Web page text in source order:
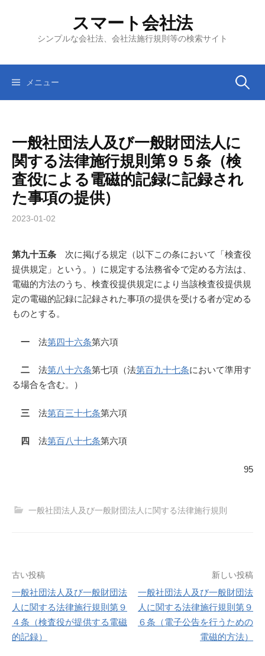
ツ
スマート会社法
シンプルな会社法、会社法施行規則等の検索サイト
メニュー 検
一般社団法人及び一般財団法人に
関する法律施行規則第９５条（検
査役による電磁的記録に記録され
た事項の提供）
2023-01-02
第九十五条 次に掲げる規定（以下この条において「検査役
提供規定」という。）に規定する法務省令で定める方法は、
電磁的方法のうち、検査役提供規定により当該検査役提供規
定の電磁的記録に記録された事項の提供を受ける者が定める
ものとする。
一 法第四十六条第六項
二 法第八十六条第七項（法第百九十七条において準用す
る場合を含む。）
三 法第百三十七条第六項
四 法第百八十七条第六項
95
一般社団法人及び一般財団法人に関する法律施行規則
投
稿
ナ
古い投稿
一般社団法人及び一般財団法
人に関する法律施行規則第９
４条（検査役が提供する電磁
的記録）
新しい投稿
一般社団法人及び一般財団法
人に関する法律施行規則第９
６条（電子公告を行うための
電磁的方法）